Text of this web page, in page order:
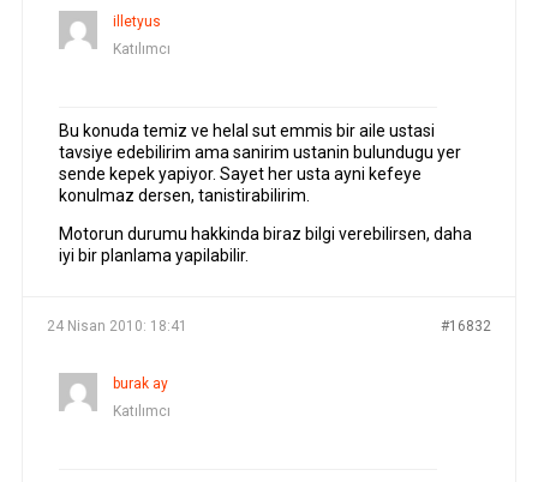
illetyus
Katılımcı
Bu konuda temiz ve helal sut emmis bir aile ustasi
tavsiye edebilirim ama sanirim ustanin bulundugu yer
sende kepek yapiyor. Sayet her usta ayni kefeye
konulmaz dersen, tanistirabilirim.
Motorun durumu hakkinda biraz bilgi verebilirsen, daha
iyi bir planlama yapilabilir.
24 Nisan 2010: 18:41 #16832
burak ay
Katılımcı